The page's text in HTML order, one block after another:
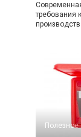
требования
Полезное